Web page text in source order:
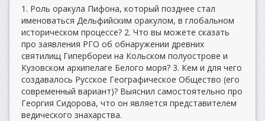
1. Роль оракула Пифона, который позднее стал
именоваться Дельфийским оракулом, в глобальном
историческом процессе? 2. Что вы можете сказать
про заявления РГО об обнаружении древних
святилищ Гипербореи на Кольском полуострове и
Кузовском архипелаге Белого моря? 3. Кем и для чего
создавалось Русское Географическое Общество (его
современный вариант)? Выяснил самостоятельно про
Георгия Сидорова, что он является представителем
ведического знахарства.